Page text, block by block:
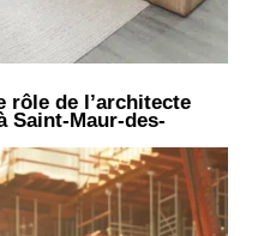
rôle de l’architecte
Saint-Maur-des-